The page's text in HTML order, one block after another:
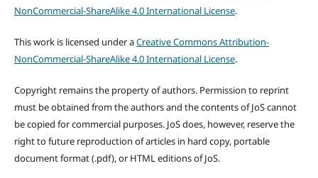
NonCommercial-ShareAlike 4.0 International License.
This work is licensed under aCreative Commons Attribution-
NonCommercial-ShareAlike 4.0 International License.
Copyright remains the property of authors. Permission to reprint
must be obtained from the authors and the contents of JoS cannot
be copied for commercial purposes. JoS does, however, reserve the
right to future reproduction of articles in hard copy, portable
document format (.pdf), or HTML editions of JoS.